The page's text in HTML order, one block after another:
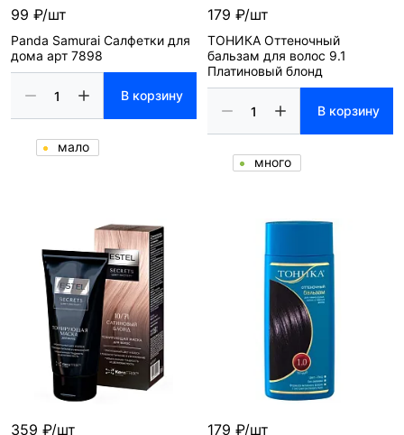
99 ₽/шт
Panda Samurai Салфетки для
дома арт 7898
В корзину
мало
179 ₽/шт
ТОНИКА Оттеночный
бальзам для волос 9.1
Платиновый блонд
В корзину
много
359 ₽/шт 179 ₽/шт